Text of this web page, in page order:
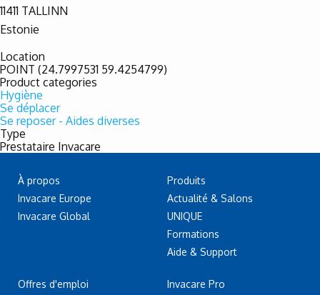
11411 TALLINN
Estonie
Location
POINT (24.7997531 59.4254799)
Product categories
Hygiène
Se déplacer
Se reposer - Aides diverses
Type
Prestataire Invacare
À propos
Invacare Europe
Invacare Global
Offres d'emploi
Produits
Actualité & Salons
UNIQUE
Formations
Aide & Support
Invacare Pro